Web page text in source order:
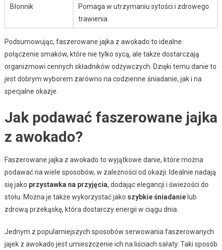
Błonnik
Pomaga w utrzymaniu sytości i zdrowego
trawienia.
Podsumowując, faszerowane jajka z awokado to idealne
połączenie smaków, które nie tylko sycą, ale także dostarczają
organizmowi cennych składników odżywczych. Dzięki temu danie to
jest dobrym wyborem zarówno na codzienne śniadanie, jak i na
specjalne okazje.
Jak podawać faszerowane jajka
z awokado?
Faszerowane jajka z awokado to wyjątkowe danie, które można
podawać na wiele sposobów, w zależności od okazji. Idealnie nadają
się jako przystawka na przyjęcia, dodając elegancji i świeżości do
stołu. Można je także wykorzystać jako szybkie śniadanielub
zdrową przekąskę, która dostarczy energii w ciągu dnia.
Jednym z popularniejszych sposobów serwowania faszerowanych
jajek z awokado jest umieszczenie ich na liściach sałaty. Taki sposób